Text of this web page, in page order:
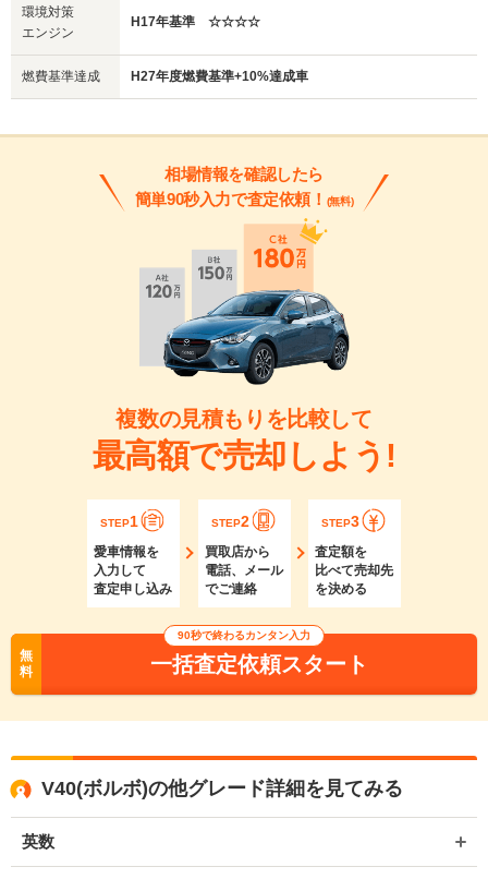
環境対策
エンジン
H17年基準 ☆☆☆☆
燃費基準達成 H27年度燃費基準+10%達成車
相場情報を確認したら
簡単90秒入力で査定依頼！ (無料)
複数の見積もりを比較して
最高額で売却しよう!
STEP1
愛車情報を
入力して
査定申し込み
STEP2
買取店から
電話、メール
でご連絡
STEP3
査定額を
比べて売却先
を決める
無
料
90秒で終わるカンタン入力
一括査定依頼スタート
V40(ボルボ)の他グレード詳細を見てみる
英数